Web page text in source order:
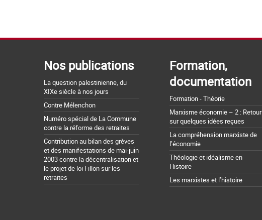
Nos publications
La question palestinienne, du
XIXe siècle à nos jours
Contre Mélenchon
Numéro spécial de La Commune
contre la réforme des retraites
Contribution au bilan des grèves
et des manifestations de mai-juin
2003 contre la décentralisation et
le projet de loi Fillon sur les
retraites
Formation,
documentation
Formation - Théorie
Marxisme économie – 2 : Retour
sur quelques idées reçues
La compréhension marxiste de
l’économie
Théologie et idéalisme en
Histoire
Les marxistes et l’histoire